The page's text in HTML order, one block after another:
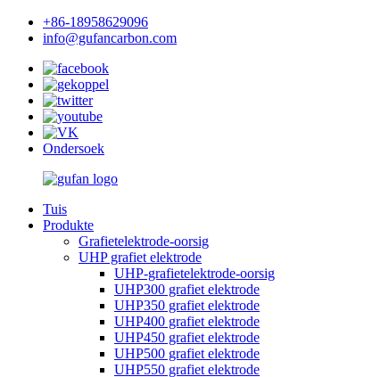
+86-18958629096
info@gufancarbon.com
Ondersoek
Tuis
Produkte
Grafietelektrode-oorsig
UHP grafiet elektrode
UHP-grafietelektrode-oorsig
UHP300 grafiet elektrode
UHP350 grafiet elektrode
UHP400 grafiet elektrode
UHP450 grafiet elektrode
UHP500 grafiet elektrode
UHP550 grafiet elektrode